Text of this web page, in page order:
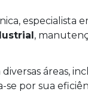
especialista
,
áreas,
se por sua